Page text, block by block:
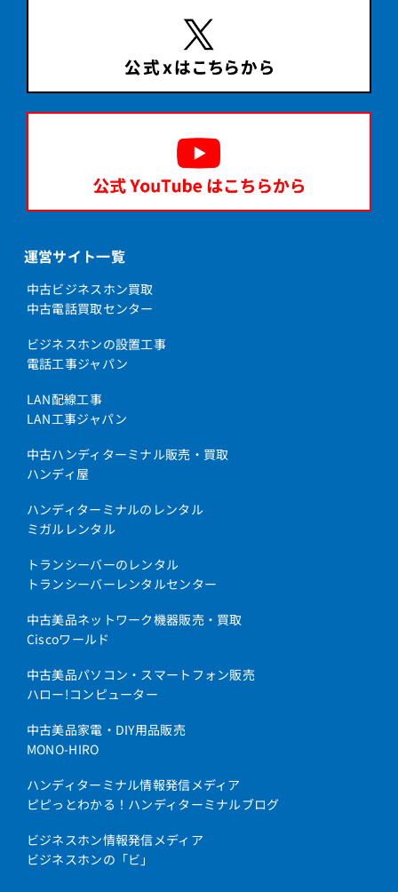
運営サイト一覧
中古ビジネスホン買取
中古電話買取センター
ビジネスホンの設置工事
電話工事ジャパン
LAN配線工事
LAN工事ジャパン
中古ハンディターミナル販売・買取
ハンディ屋
ハンディターミナルのレンタル
ミガルレンタル
トランシーバーのレンタル
トランシーバーレンタルセンター
中古美品ネットワーク機器販売・買取
Ciscoワールド
中古美品パソコン・スマートフォン販売
ハロー!コンピューター
中古美品家電・DIY用品販売
MONO-HIRO
ハンディターミナル情報発信メディア
ピピっとわかる！ハンディターミナルブログ
ビジネスホン情報発信メディア
ビジネスホンの「ビ」